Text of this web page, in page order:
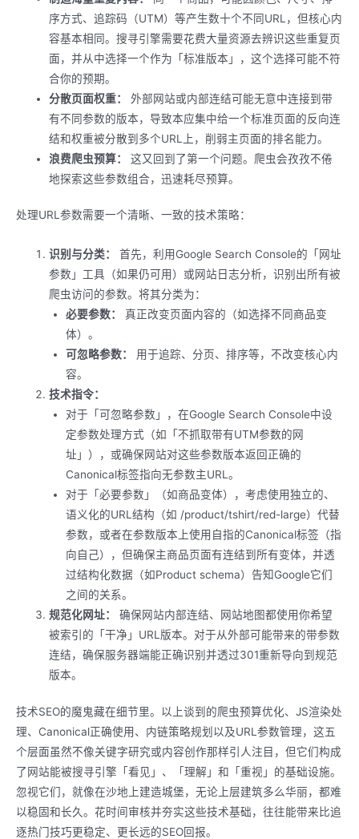
序方式、追踪码（UTM）等产生数十个不同URL，但核心内
容基本相同。搜寻引擎需要花费大量资源去辨识这些重复页
面，并从中选择一个作为「标准版本」，这个选择可能不符
合你的预期。
分散页面权重：
外部网站或内部连结可能无意中连接到带
有不同参数的版本，导致本应集中给一个标准页面的反向连
结和权重被分散到多个URL上，削弱主页面的排名能力。
浪费爬虫预算：
这又回到了第一个问题。爬虫会孜孜不倦
地探索这些参数组合，迅速耗尽预算。
处理URL参数需要一个清晰、一致的技术策略：
识别与分类：
首先，利用Google Search Console的「网址
参数」工具（如果仍可用）或网站日志分析，识别出所有被
爬虫访问的参数。将其分类为：
必要参数：
真正改变页面内容的（如选择不同商品变
体）。
可忽略参数：
用于追踪、分页、排序等，不改变核心内
容。
技术指令：
对于「可忽略参数」，在Google Search Console中设
定参数处理方式（如「不抓取带有UTM参数的网
址」），或确保网站对这些参数版本返回正确的
Canonical标签指向无参数主URL。
对于「必要参数」（如商品变体），考虑使用独立的、
语义化的URL结构（如 /product/tshirt/red-large）代替
参数，或者在参数版本上使用自指的Canonical标签（指
向自己），但确保主商品页面有连结到所有变体，并透
过结构化数据（如Product schema）告知Google它们
之间的关系。
规范化网址：
确保网站内部连结、网站地图都使用你希望
被索引的「干净」URL版本。对于从外部可能带来的带参数
连结，确保服务器端能正确识别并透过301重新导向到规范
版本。
技术SEO的魔鬼藏在细节里。以上谈到的爬虫预算优化、JS渲染处
理、Canonical正确使用、内链策略规划以及URL参数管理，这五
个层面虽然不像关键字研究或内容创作那样引人注目，但它们构成
了网站能被搜寻引擎「看见」、「理解」和「重视」的基础设施。
忽视它们，就像在沙地上建造城堡，无论上层建筑多么华丽，都难
以稳固和长久。花时间审核并夯实这些技术基础，往往能带来比追
逐热门技巧更稳定、更长远的SEO回报。